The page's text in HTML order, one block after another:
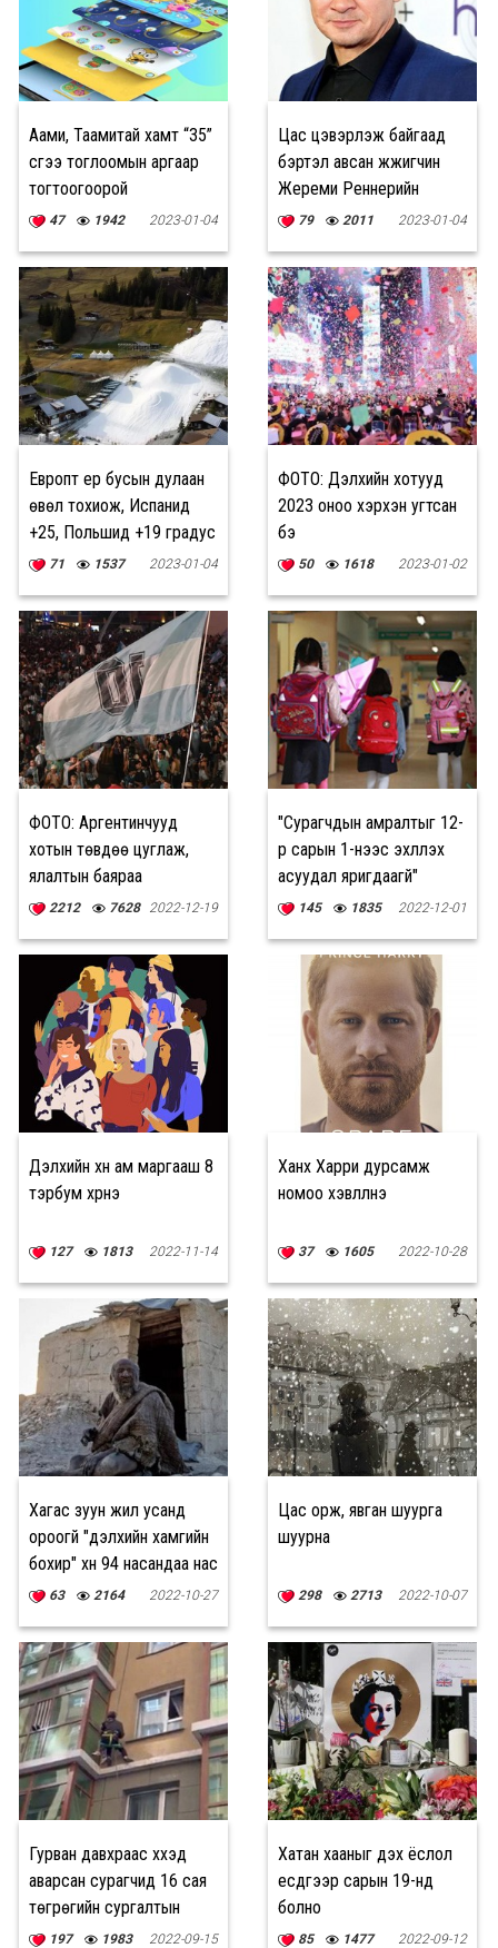
Аами, Таамитай хамт “35”
үсгээ тоглоомын аргаар
тогтоогоорой
47 1942 2023-01-04
Цас цэвэрлэж байгаад
бэртэл авсан жүжигчин
Жереми Реннерийн
биеийн байдал хүнд байна
79 2011 2023-01-04
Европт ер бусын дулаан
өвөл тохиож, Испанид
+25, Польшид +19 градус
хүрчээ
71 1537 2023-01-04
ФОТО: Дэлхийн хотууд
2023 оноо хэрхэн угтсан
бэ
50 1618 2023-01-02
ФОТО: Аргентинчууд
хотын төвдөө цуглаж,
ялалтын баяраа
тэмдэглэжээ
2212 7628 2022-12-19
"Сурагчдын амралтыг 12-
р сарын 1-нээс эхлүүлэх
асуудал яригдаагүй"
145 1835 2022-12-01
Дэлхийн хүн ам маргааш 8
тэрбум хүрнэ
127 1813 2022-11-14
Ханхүү Харри дурсамж
номоо хэвлүүлнэ
37 1605 2022-10-28
Хагас зуун жил усанд
ороогүй "дэлхийн хамгийн
бохир" хүн 94 насандаа нас
баржээ
63 2164 2022-10-27
Цас орж, явган шуурга
шуурна
298 2713 2022-10-07
Гурван давхраас хүүхэд
аварсан сурагчид 16 сая
төгрөгийн сургалтын
батламж гардуулжээ
197 1983 2022-09-15
Хатан хааныг үдэх ёслол
есдүгээр сарын 19-нд
болно
85 1477 2022-09-12